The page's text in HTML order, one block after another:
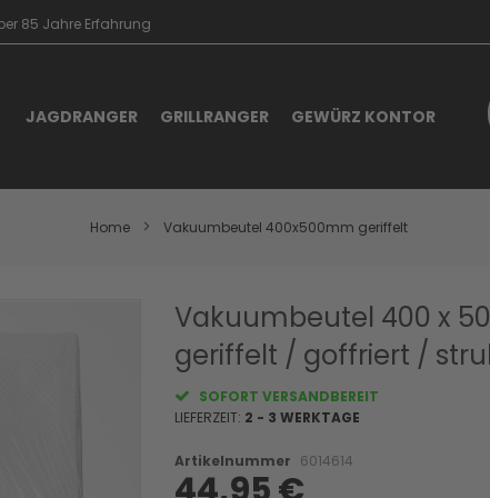
85 Jahre Erfahrung
JAGDRANGER GRILLRANGER GEWÜRZ KONTOR
Home Vakuumbeutel 400x500mm geriffelt
Vakuumbeutel 400 x
geriffelt / goffriert /
SOFORT VERSANDBEREIT
LIEFERZEIT: 2 - 3 WERKTAGE
Artikelnummer 6014614
beginning
gallery